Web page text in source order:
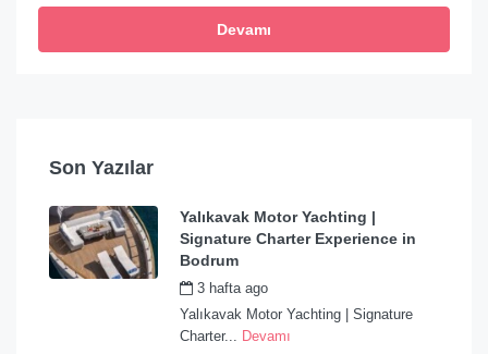
Devamı
Son Yazılar
Yalıkavak Motor Yachting |
Signature Charter Experience in
Bodrum
3 hafta ago
Yalıkavak Motor Yachting | Signature
Charter... Devamı